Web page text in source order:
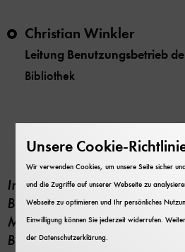
Christian Winkler
Leitung Benutzungsbetrieb
Bibliothek
In einer Public-Private-
Books digitalisiert die
Museums ihren
Bestand. In der Hauptphase
Unsere Cookie-
Wir verwenden Cookies, um unsere Seite sicher
und die Zugriffe auf unserer Webseite zu
Webseite zu optimieren und Ihr persönliches
Einwilligung können Sie jederzeit widerrufen.
derDatenschutzerklärung.